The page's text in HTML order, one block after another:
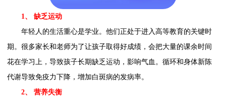
1、 缺乏运动
年轻人的生活重心是学业。他们正处于进入高等教育的关键时
期。很多家长和老师为了让孩子取得好成绩，会把大量的课余时间
花在学习上，导致孩子长期缺乏运动，影响气血。循环和身体新陈
代谢导致免疫力下降，增加白斑病的发病率。
2、 营养失衡